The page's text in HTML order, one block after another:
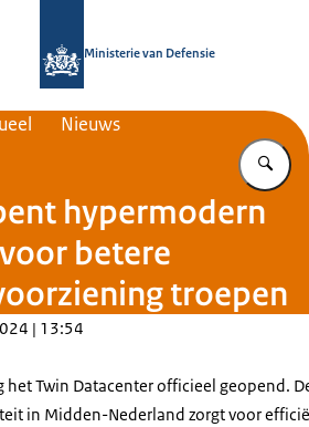
Ministerie van Defensie
Nieuws
hypermodern
betere
troepen
| 13:54
het Twin Datacenter officieel geopend.
in Midden-Nederland zorgt voor